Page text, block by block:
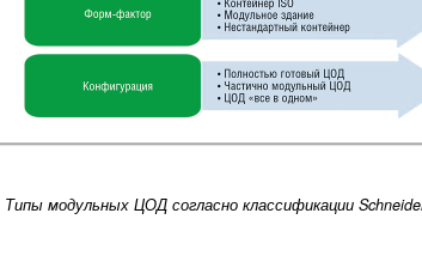
Типы модульных ЦОД согласно классификации